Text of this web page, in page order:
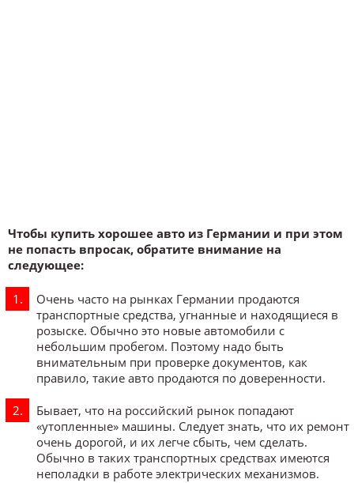
Чтобы купить хорошее авто из Германии и при этом
не попасть впросак, обратите внимание на
следующее:
Очень часто на рынках Германии продаются
транспортные средства, угнанные и находящиеся в
розыске. Обычно это новые автомобили с
небольшим пробегом. Поэтому надо быть
внимательным при проверке документов, как
правило, такие авто продаются по доверенности.
Бывает, что на российский рынок попадают
«утопленные» машины. Следует знать, что их ремонт
очень дорогой, и их легче сбыть, чем сделать.
Обычно в таких транспортных средствах имеются
неполадки в работе электрических механизмов.